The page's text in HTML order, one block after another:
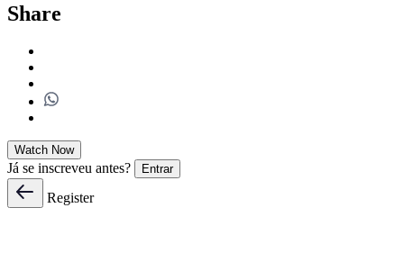
Share
Watch Now
Já se inscreveu antes? Entrar
Register